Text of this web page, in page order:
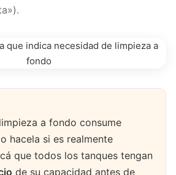
a fondo consume
hacela si es realmente
que todos los tanques tengan
de su capacidad antes de